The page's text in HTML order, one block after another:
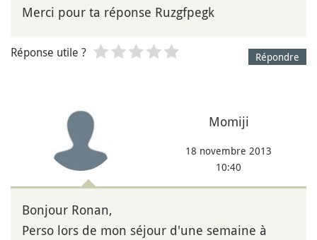
Merci pour ta réponse Ruzgfpegk
Répondre
Réponse utile ?
Momiji
18 novembre 2013
10:40
Bonjour Ronan,
Perso lors de mon séjour d'une semaine à